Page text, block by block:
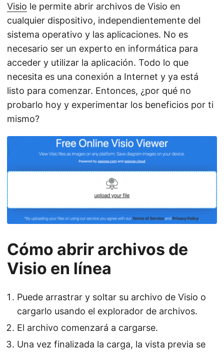
Visio le permite abrir archivos de Visio en
cualquier dispositivo, independientemente del
sistema operativo y las aplicaciones. No es
necesario ser un experto en informática para
acceder y utilizar la aplicación. Todo lo que
necesita es una conexión a Internet y ya está
listo para comenzar. Entonces, ¿por qué no
probarlo hoy y experimentar los beneficios por ti
mismo?
Cómo abrir archivos de
Visio en línea
Puede arrastrar y soltar su archivo de Visio o
cargarlo usando el explorador de archivos.
El archivo comenzará a cargarse.
Una vez finalizada la carga, la vista previa se